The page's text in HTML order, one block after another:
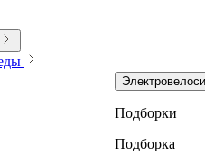
Подборки
Подборка